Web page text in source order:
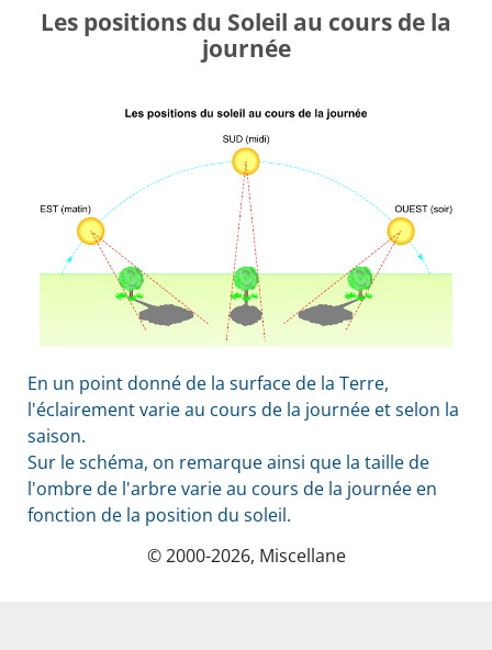
Les positions du Soleil au cours de la
journée
En un point donné de la surface de la Terre,
l'éclairement varie au cours de la journée et selon la
saison.
Sur le schéma, on remarque ainsi que la taille de
l'ombre de l'arbre varie au cours de la journée en
fonction de la position du soleil.
© 2000-2026, Miscellane